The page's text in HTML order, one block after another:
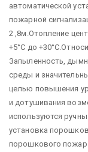
автоматической
пожарной
2 ,8м.Отопление
+5°С до
Запыленность,
среды и
целью повышения
и дотушивания
используются
установка
порошкового